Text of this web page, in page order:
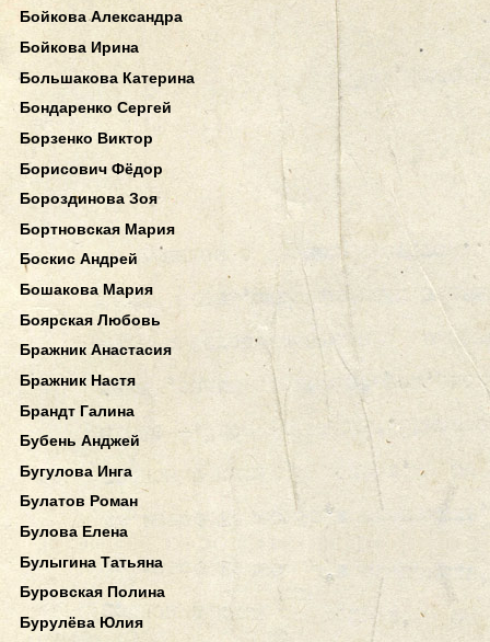
Бойкова Александра
Бойкова Ирина
Большакова Катерина
Бондаренко Сергей
Борзенко Виктор
Борисович Фёдор
Бороздинова Зоя
Бортновская Мария
Боскис Андрей
Бошакова Мария
Боярская Любовь
Бражник Анастасия
Бражник Настя
Брандт Галина
Бубень Анджей
Бугулова Инга
Булатов Роман
Булова Елена
Булыгина Татьяна
Буровская Полина
Бурулёва Юлия